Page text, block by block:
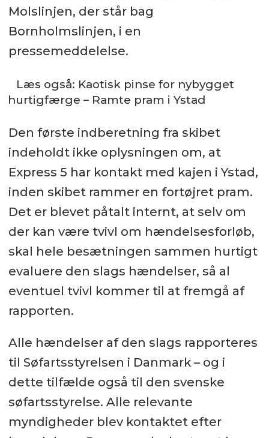
Molslinjen, der står bag
Bornholmslinjen, i en
pressemeddelelse.
Læs også: Kaotisk pinse for nybygget
hurtigfærge – Ramte pram i Ystad
Den første indberetning fra skibet
indeholdt ikke oplysningen om, at
Express 5 har kontakt med kajen i Ystad,
inden skibet rammer en fortøjret pram.
Det er blevet påtalt internt, at selv om
der kan være tvivl om hændelsesforløb,
skal hele besætningen sammen hurtigt
evaluere den slags hændelser, så al
eventuel tvivl kommer til at fremgå af
rapporten.
Alle hændelser af den slags rapporteres
til Søfartsstyrelsen i Danmark – og i
dette tilfælde også til den svenske
søfartsstyrelse. Alle relevante
myndigheder blev kontaktet efter